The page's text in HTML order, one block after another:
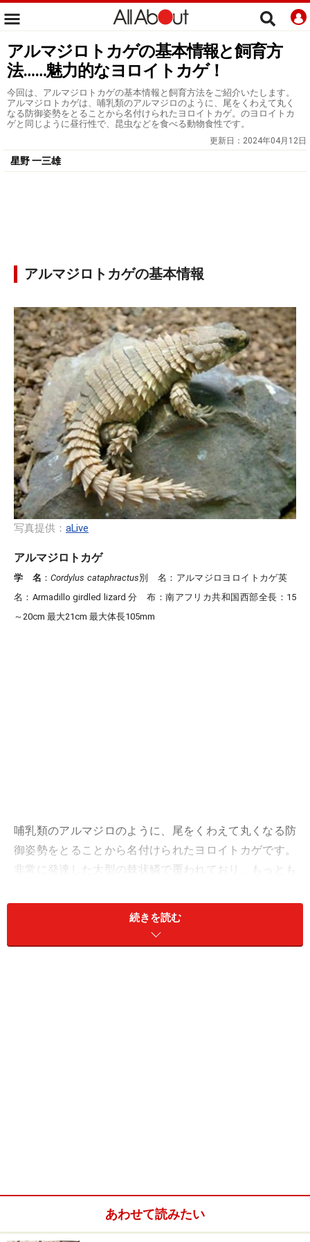
アルマジロトカゲの基本情報と飼育方
法……魅力的なヨロイトカゲ！
今回は、アルマジロトカゲの基本情報と飼育方法をご紹介いたします。
アルマジロトカゲは、哺乳類のアルマジロのように、尾をくわえて丸く
なる防御姿勢をとることから名付けられたヨロイトカゲ。のヨロイトカ
ゲと同じように昼行性で、昆虫などを食べる動物食性です。
更新日： 2024年04月12日
星野 一三雄
アルマジロトカゲの基本情報
写真提供： aLive
アルマジロトカゲ
学 名 ：Cordylus cataphractus別 名 ：アルマジロヨロイトカゲ英
名 ：Armadillo girdled lizard分 布 ：南アフリカ共和国西部全長 ：15
～20cm 最大21cm 最大体長105mm
哺乳類のアルマジロのように、尾をくわえて丸くなる防
御姿勢をとることから名付けられたヨロイトカゲです。
非常に発達した大型の棘状鱗で覆われており、もっとも
横帯が数本入ることもあります。また腹面は黄色で暗褐
色の不規則斑があり、上あごが黒色になることも特徴で
続きを読む
あわせて読みたい